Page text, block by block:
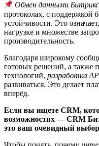
Обмен данными Битрикс
протоколах, с поддержкой
устойчивости. Это
нагрузке и множестве
производительность.
Благодаря широкому
готовых решений, а также
технологий, разработка
развиваться. Это делает
вперёд.
Если вы ищете CRM,
возможностях — CRM
это ваш очевидный